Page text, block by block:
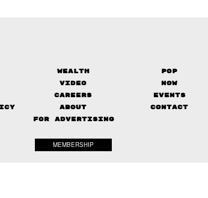
Wealth
Pop
Video
Now
Careers
Events
About
Contact
FOR ADVERTISING
MEMBERSHIP